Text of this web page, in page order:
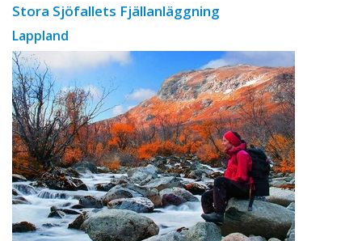
Stora Sjöfallets Fjällanläggning
Lappland